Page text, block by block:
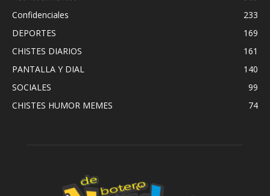
Confidenciales
233
DEPORTES
169
CHISTES DIARIOS
161
PANTALLA Y DIAL
140
SOCIALES
99
CHISTES HUMOR MEMES
74